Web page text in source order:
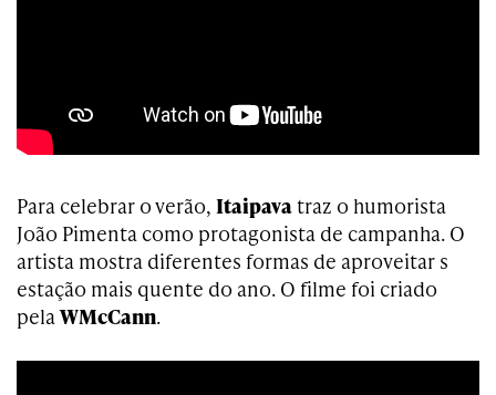
Para celebrar o verão, Itaipavatraz o humorista
João Pimenta como protagonista de campanha. O
artista mostra diferentes formas de aproveitar s
estação mais quente do ano. O filme foi criado
pelaWMcCann.